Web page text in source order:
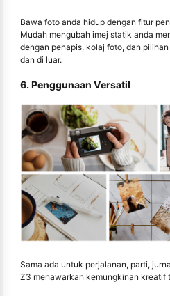
Bawa foto anda hidup dengan fitur
Mudah mengubah imej statik anda
dengan penapis, kolaj foto, dan
dan di luar.
6. Penggunaan Versatil
Sama ada untuk perjalanan, parti,
Z3 menawarkan kemungkinan kreatif